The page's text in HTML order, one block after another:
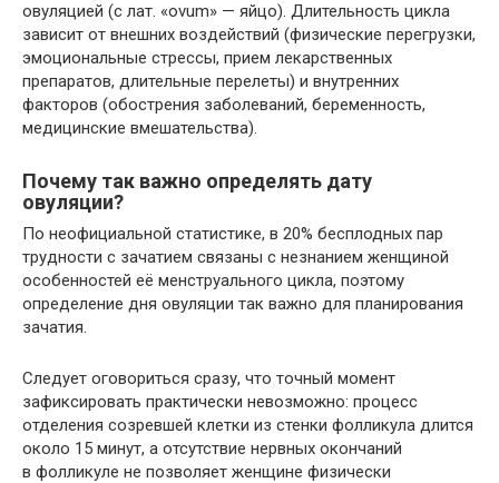
овуляцией (с лат. «ovum» — яйцо). Длительность цикла
зависит от внешних воздействий (физические перегрузки,
эмоциональные стрессы, прием лекарственных
препаратов, длительные перелеты) и внутренних
факторов (обострения заболеваний, беременность,
медицинские вмешательства).
Почему так важно определять дату
овуляции?
По неофициальной статистике, в 20% бесплодных пар
трудности с зачатием связаны с незнанием женщиной
особенностей её менструального цикла, поэтому
определение дня овуляции так важно для планирования
зачатия.
Следует оговориться сразу, что точный момент
зафиксировать практически невозможно: процесс
отделения созревшей клетки из стенки фолликула длится
около 15 минут, а отсутствие нервных окончаний
в фолликуле не позволяет женщине физически